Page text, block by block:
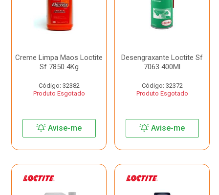
Creme Limpa Maos Loctite
Sf 7850 4Kg
Código: 32382
Produto Esgotado
Avise-me
Desengraxante Loctite Sf
7063 400Ml
Código: 32372
Produto Esgotado
Avise-me